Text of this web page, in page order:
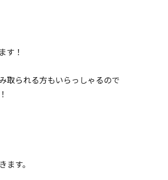
す！
取られる方もいらっしゃるので
す。